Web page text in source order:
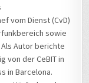
vom Dienst (CvD)
sowie
Autor berichte
von der CeBIT in
in Barcelona.